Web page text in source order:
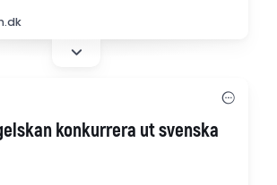
for at gennemskue, at
stærkt begrænset,
konkurrera ut svenska